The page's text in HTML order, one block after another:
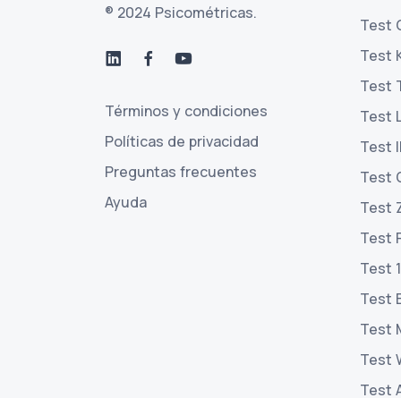
® 2024 Psicométricas.
Términos y condiciones
Políticas de privacidad
Preguntas frecuentes
Ayuda
Test
Test
Test
Test
Test
Test
Test
Test
Test
Test
Test
Test
Test